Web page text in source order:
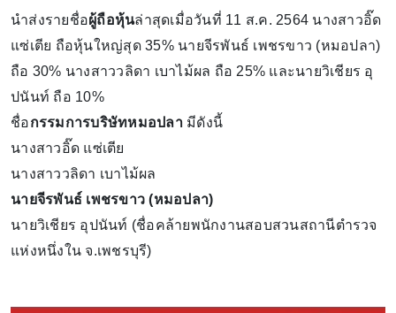
นำส่งรายชื่อผู้ถือหุ้นล่าสุดเมื่อวันที่ 11 ส.ค. 2564 นางสาวอิ๊ด
แซ่เตีย ถือหุ้นใหญ่สุด 35% นายจีรพันธ์ เพชรขาว (หมอปลา)
ถือ 30% นางสาววลิดา เบาไม้ผล ถือ 25% และนายวิเชียร อุ
ปนันท์ ถือ 10%
ชื่อกรรมการบริษัทหมอปลามีดังนี้
นางสาวอิ๊ด แซ่เตีย
นางสาววลิดา เบาไม้ผล
นายจีรพันธ์ เพชรขาว (หมอปลา)
นายวิเชียร อุปนันท์ (ชื่อคล้ายพนักงานสอบสวนสถานีตำรวจ
แห่งหนึ่งใน จ.เพชรบุรี)